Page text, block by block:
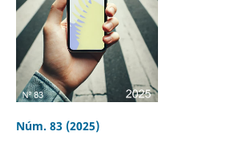
Núm. 83 (2025)